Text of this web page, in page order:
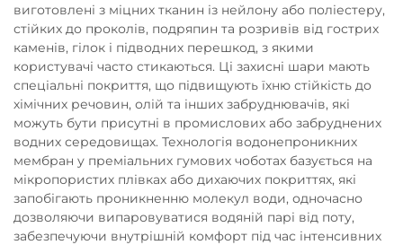
виготовлені з міцних тканин із нейлону або поліестеру,
стійких до проколів, подряпин та розривів від гострих
каменів, гілок і підводних перешкод, з якими
користувачі часто стикаються. Ці захисні шари мають
спеціальні покриття, що підвищують їхню стійкість до
хімічних речовин, олій та інших забруднювачів, які
можуть бути присутні в промислових або забруднених
водних середовищах. Технологія водонепроникних
мембран у преміальних гумових чоботах базується на
мікропористих плівках або дихаючих покриттях, які
запобігають проникненню молекул води, одночасно
дозволяючи випаровуватися водяній парі від поту,
забезпечуючи внутрішній комфорт під час інтенсивних